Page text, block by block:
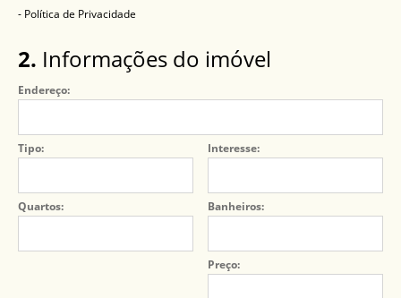
- Política de Privacidade
2. Informações do imóvel
Endereço:
Tipo: Interesse:
Quartos: Banheiros:
Preço: